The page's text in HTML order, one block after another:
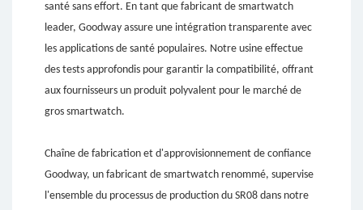
santé sans effort. En tant que fabricant de smartwatch
leader, Goodway assure une intégration transparente avec
les applications de santé populaires. Notre usine effectue
des tests approfondis pour garantir la compatibilité, offrant
aux fournisseurs un produit polyvalent pour le marché de
gros smartwatch.
Chaîne de fabrication et d'approvisionnement de confiance
Goodway, un fabricant de smartwatch renommé, supervise
l'ensemble du processus de production du SR08 dans notre